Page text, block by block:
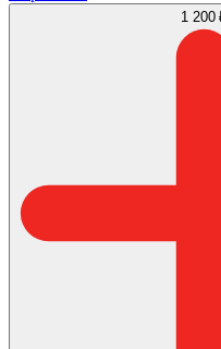
1 200